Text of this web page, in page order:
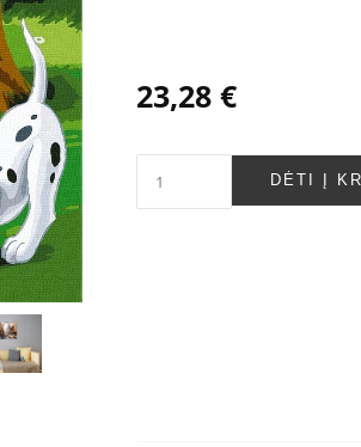
23,28 €
DĖTI Į